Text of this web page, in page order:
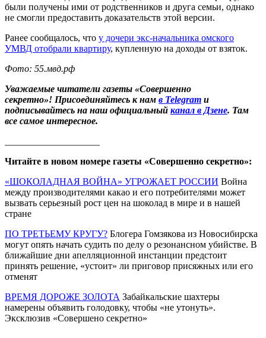
были получены ими от родственников и друга семьи, однако
не смогли предоставить доказательств этой версии.
Ранее сообщалось, что у дочери экс-начальника омского
УМВД отобрали квартиру, купленную на доходы от взяток.
Фото: 55.мвд.рф
Уважаемые читатели газеты «Совершенно
секретно»! Присоединяйтесь к нам в Telegram и
подписывайтесь на наш официальный канал в Дзене. Там
все самое интересное.
Читайте в новом номере газеты «Совершенно секретно»:
«ШОКОЛАДНАЯ ВОЙНА» УГРОЖАЕТ РОССИИ Война
между производителями какао и его потребителями может
вызвать серьезный рост цен на шоколад в мире и в нашей
стране
ПО ТРЕТЬЕМУ КРУГУ? Блогера Гомзякова из Новосибирска
могут опять начать судить по делу о резонансном убийстве. В
ближайшие дни апелляционной инстанции предстоит
принять решение, «устоит» ли приговор присяжных или его
отменят
ВРЕМЯ ДОРОЖЕ ЗОЛОТА Забайкальские шахтеры
намерены объявить голодовку, чтобы «не утонуть».
Эксклюзив «Совершено секретно»